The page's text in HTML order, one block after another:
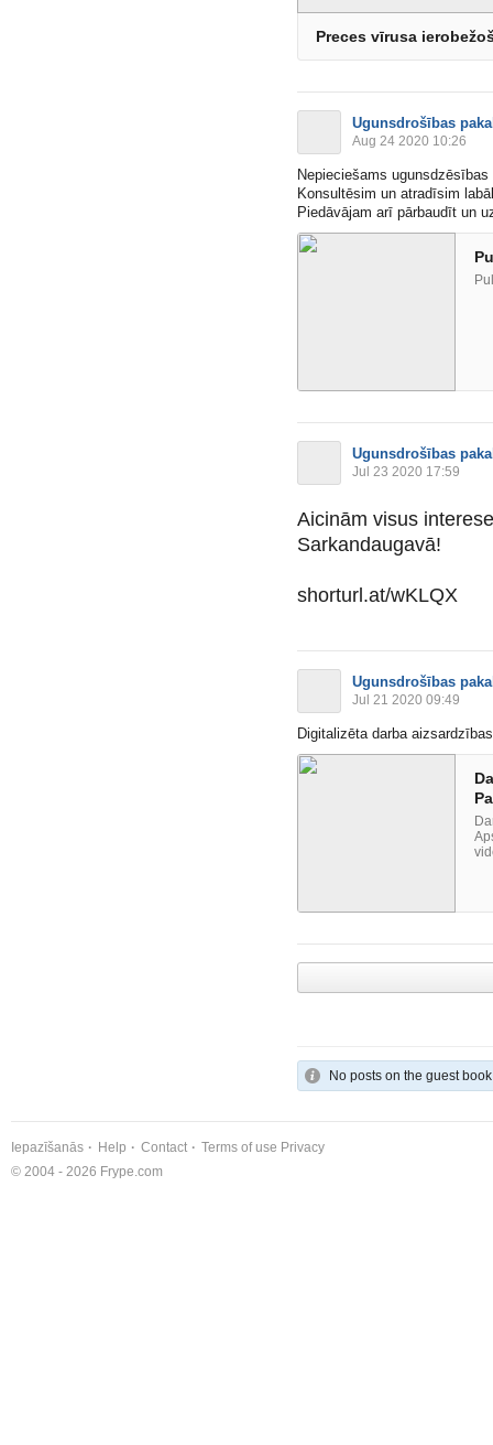
Preces vīrusa
Ugunsdrošības
Aug 24 2020 10:26
Nepieciešams
Konsultēsim un atradīsim
Piedāvājam arī pārbaudīt un
Ugunsdrošības
Jul 23 2020 17:59
Aicinām visus
Sarkandaugavā!
shorturl.at/wKLQX
Ugunsdrošības
Jul 21 2020 09:49
Digitalizēta darba
No posts on the guest book
Iepazīšanās Help Contact Terms of use Privacy
© 2004 - 2026 Frype.com